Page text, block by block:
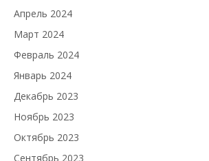
Апрель 2024
Март 2024
Февраль 2024
Январь 2024
Декабрь 2023
Ноябрь 2023
Октябрь 2023
Сентябрь 2023